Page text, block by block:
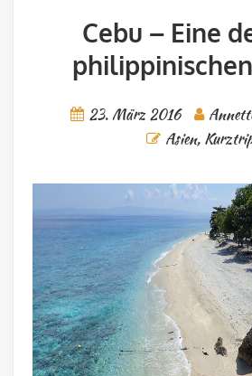
Cebu – Eine
23. März 2016
Asien,